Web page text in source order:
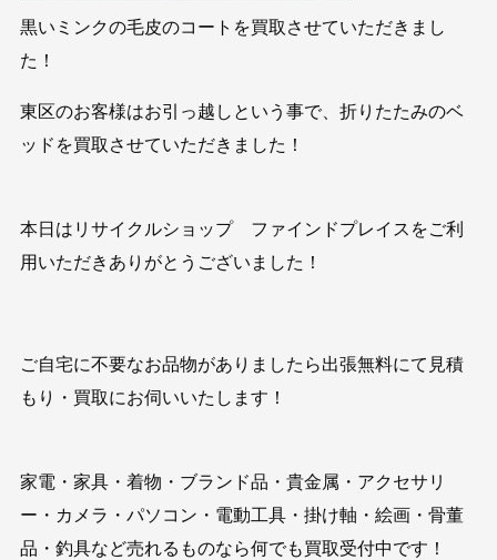
黒いミンクの毛皮のコートを買取させていただきまし
た！
東区のお客様はお引っ越しという事で、折りたたみのベ
ッドを買取させていただきました！
本日はリサイクルショップ ファインドプレイスをご利
用いただきありがとうございました！
ご自宅に不要なお品物がありましたら出張無料にて見積
もり・買取にお伺いいたします！
家電・家具・着物・ブランド品・貴金属・アクセサリ
ー・カメラ・パソコン・電動工具・掛け軸・絵画・骨董
品・釣具など売れるものなら何でも買取受付中です！